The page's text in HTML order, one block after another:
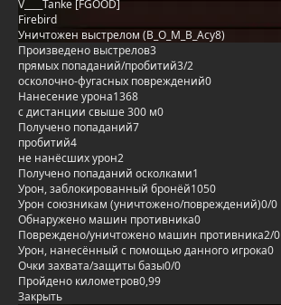
V____Tanke [FGOOD]
Firebird
Уничтожен выстрелом (B_O_M_B_Acy8)
Произведено выстрелов3
прямых попаданий/пробитий3/2
осколочно-фугасных повреждений0
Нанесение урона1368
с дистанции свыше 300 м0
Получено попаданий7
пробитий4
не нанёсших урон2
Получено попаданий осколками1
Урон, заблокированный бронёй1050
Урон союзникам (уничтожено/повреждений)0/0
Обнаружено машин противника0
Повреждено/уничтожено машин противника2/0
Урон, нанесённый с помощью данного игрока0
Очки захвата/защиты базы0/0
Пройдено километров0,99
Закрыть